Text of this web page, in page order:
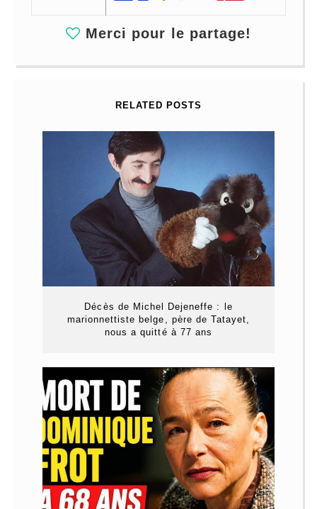
Merci pour le partage!
RELATED POSTS
Décès de Michel Dejeneffe : le
marionnettiste belge, père de Tatayet,
nous a quitté à 77 ans